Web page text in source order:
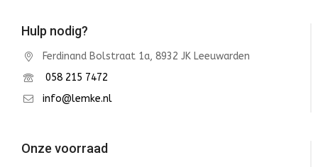
Hulp nodig?
Ferdinand Bolstraat 1a, 8932 JK Leeuwarden
058 215 7472
info@lemke.nl
Onze voorraad